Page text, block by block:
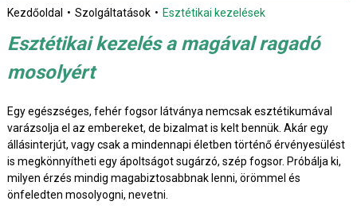
Kezdőoldal Szolgáltatások Esztétikai kezelések
Esztétikai kezelés a magával ragadó
mosolyért
Egy egészséges, fehér fogsor látványa nemcsak esztétikumával
varázsolja el az embereket, de bizalmat is kelt bennük. Akár egy
állásinterjút, vagy csak a mindennapi életben történő érvényesülést
is megkönnyítheti egy ápoltságot sugárzó, szép fogsor. Próbálja ki,
milyen érzés mindig magabiztosabbnak lenni, örömmel és
önfeledten mosolyogni, nevetni.